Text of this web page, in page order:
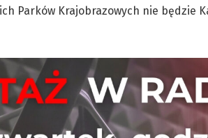
Parków Krajobrazowych nie będzie